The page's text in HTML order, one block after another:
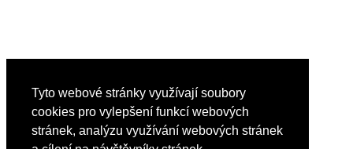
Tyto webové stránky využívají soubory
cookies pro vylepšení funkcí webových
stránek, analýzu využívání webových stránek